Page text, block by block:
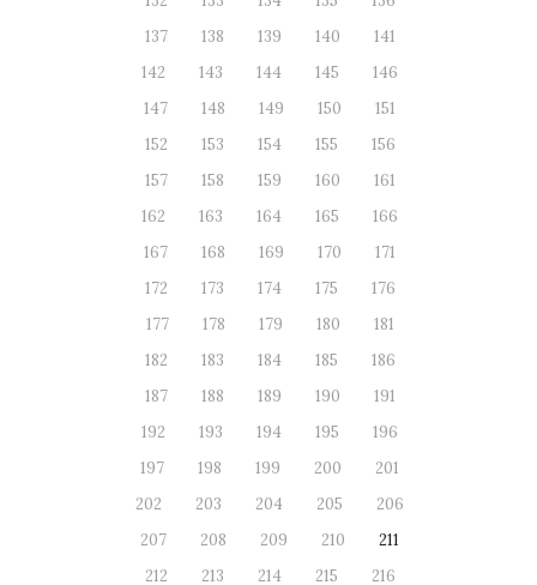
137
138 139 140
141
142
143 144 145
146
147
148 149 150
151
152
153 154 155
156
157
158 159 160
161
162
163 164 165
166
167
168 169 170
171
172
173 174 175
176
177
178 179 180
181
182
183 184 185
186
187
188 189 190
191
192
193 194 195
196
197
198 199 200
201
202
203 204 205
206
207
208 209 210
211
212
213 214 215
216